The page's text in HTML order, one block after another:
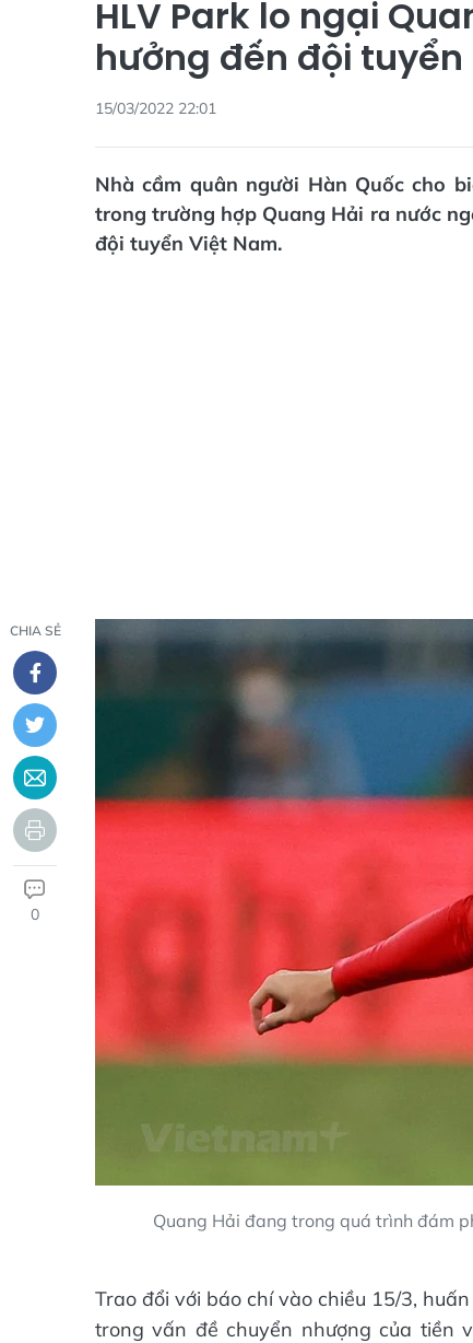
HLV Park lo ngại
hưởng đến đội tuyển
15/03/2022 22:01
Nhà cầm quân người Hàn Quốc cho
trong trường hợp Quang Hải ra nước
đội tuyển Việt Nam.
CHIA SẺ
0
Quang Hải đang trong quá trình đám
Trao đổi với báo chí vào chiều 15/3,
trong vấn đề chuyển nhượng của tiền